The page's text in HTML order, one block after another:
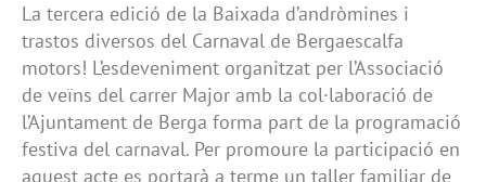
La tercera edició de la Baixada d’andròmines i
trastos diversos del Carnaval de Bergaescalfa
motors! L’esdeveniment organitzat per l’Associació
de veïns del carrer Major amb la col·laboració de
l’Ajuntament de Berga forma part de la programació
festiva del carnaval. Per promoure la participació en
aquest acte es portarà a terme un taller familiar de